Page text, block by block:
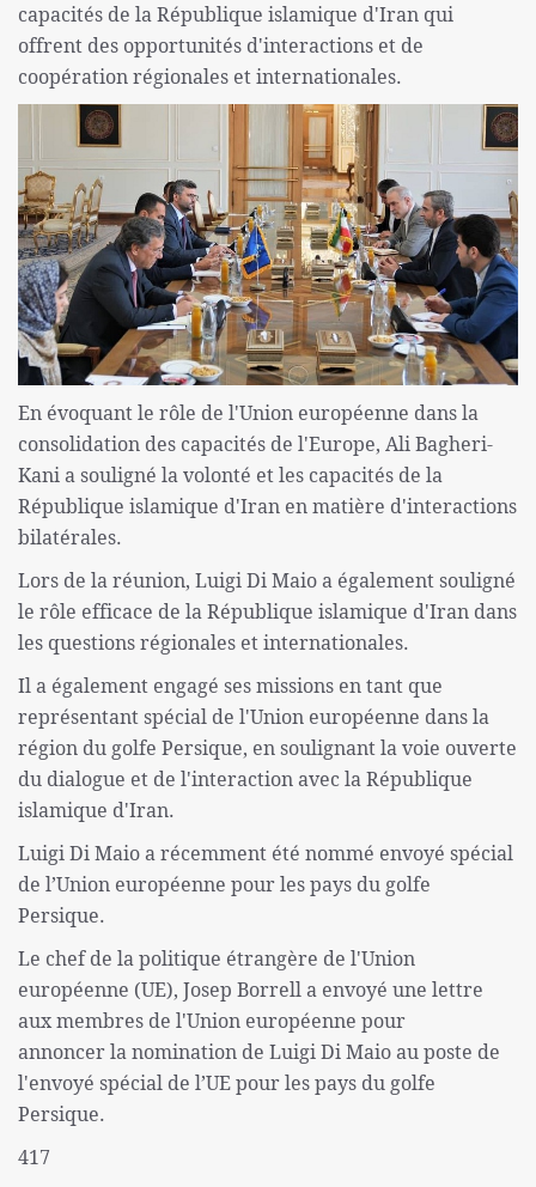
capacités de la République islamique d'Iran qui
offrent des opportunités d'interactions et de
coopération régionales et internationales.
En évoquant le rôle de l'Union européenne dans la
consolidation des capacités de l'Europe, Ali Bagheri-
Kani a souligné la volonté et les capacités de la
République islamique d'Iran en matière d'interactions
bilatérales.
Lors de la réunion, Luigi Di Maio a également souligné
le rôle efficace de la République islamique d'Iran dans
les questions régionales et internationales.
Il a également engagé ses missions en tant que
représentant spécial de l'Union européenne dans la
région du golfe Persique, en soulignant la voie ouverte
du dialogue et de l'interaction avec la République
islamique d'Iran.
Luigi Di Maio a récemment été nommé envoyé spécial
de l’Union européenne pour les pays du golfe
Persique.
Le chef de la politique étrangère de l'Union
européenne (UE), Josep Borrell a envoyé une lettre
aux membres de l'Union européenne pour
annoncer la nomination de Luigi Di Maio au poste de
l'envoyé spécial de l’UE pour les pays du golfe
Persique.
417